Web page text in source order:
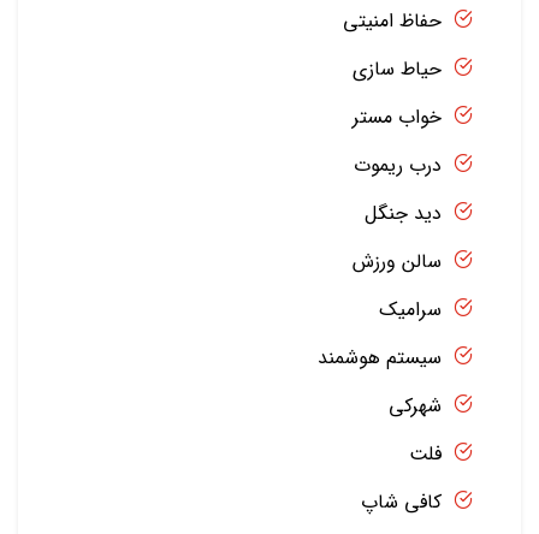
حفاظ امنیتی
حیاط سازی
خواب مستر
درب ریموت
دید جنگل
سالن ورزش
سرامیک
سیستم هوشمند
شهرکی
فلت
کافی شاپ